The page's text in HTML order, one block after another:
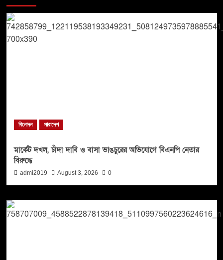
বিনোদন সারাদেশ
মার্কেট দখল, চাঁদা দাবি ও বাসা ভাঙচুরের অভিযোগে বিএনপি নেতার
বিরুদ্ধে
admi2019 August 3, 2026 0